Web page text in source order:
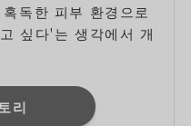
독한 피부 환경으로
싶다'는 생각에서 개
리